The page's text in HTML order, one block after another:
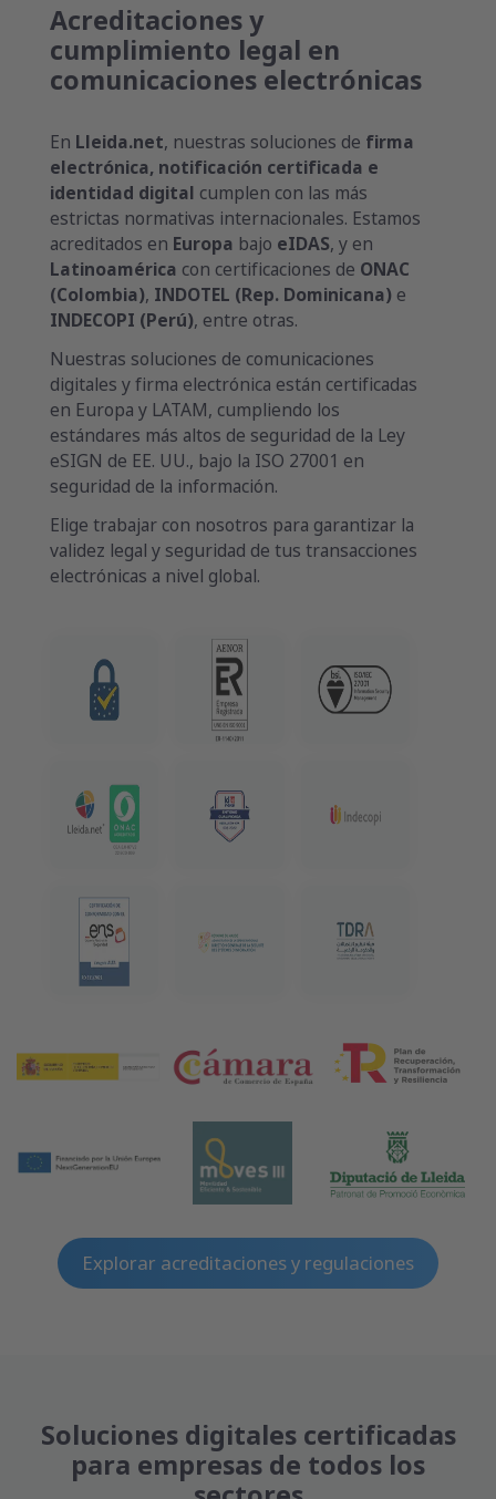
Acreditaciones y
cumplimiento legal en
comunicaciones electrónicas
En Lleida.net, nuestras soluciones de firma
electrónica, notificación certificada e
identidad digital cumplen con las más
estrictas normativas internacionales. Estamos
acreditados en Europa bajo eIDAS, y en
Latinoamérica con certificaciones de ONAC
(Colombia), INDOTEL (Rep. Dominicana) e
INDECOPI (Perú), entre otras.
Nuestras soluciones de comunicaciones
digitales y firma electrónica están certificadas
en Europa y LATAM, cumpliendo los
estándares más altos de seguridad de la Ley
eSIGN de EE. UU., bajo la ISO 27001 en
seguridad de la información.
Elige trabajar con nosotros para garantizar la
validez legal y seguridad de tus transacciones
electrónicas a nivel global.
Explorar acreditaciones y regulaciones
Soluciones digitales certificadas
para empresas de todos los